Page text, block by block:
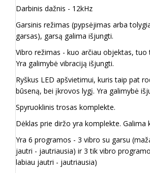
Darbinis dažnis - 12kHz
Garsinis režimas (pypsėjimas arba
garsas), garsą galima išjungti.
Vibro režimas - kuo arčiau objektas, tuo
Yra galimybė vibraciją išjungti.
Ryškus LED apšvietimui, kuris taip pat
būseną, bei įkrovos lygį. Yra galimybė
Spyruoklinis trosas komplekte.
Dėklas prie diržo yra komplekte. Galima
Yra 6 programos - 3 vibro su garsu
jautri - jautriausia) ir 3 tik vibro
labiau jautri - jautriausia)